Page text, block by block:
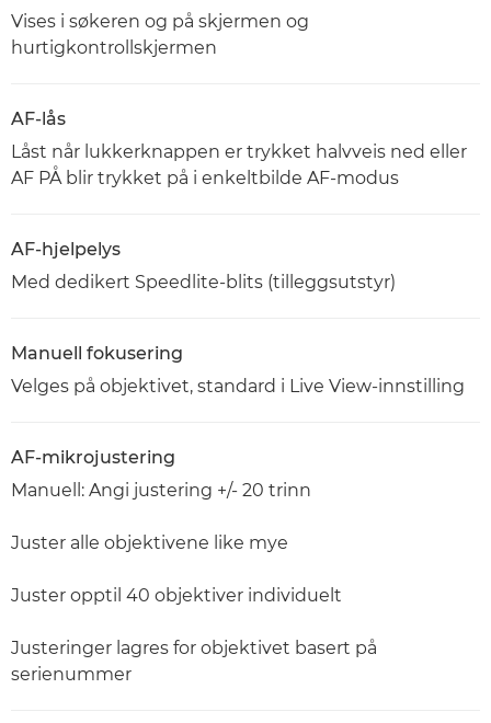
Vises i søkeren og på skjermen og
hurtigkontrollskjermen
AF-lås
Låst når lukkerknappen er trykket halvveis ned eller
AF PÅ blir trykket på i enkeltbilde AF-modus
AF-hjelpelys
Med dedikert Speedlite-blits (tilleggsutstyr)
Manuell fokusering
Velges på objektivet, standard i Live View-innstilling
AF-mikrojustering
Manuell: Angi justering +/- 20 trinn
Juster alle objektivene like mye
Juster opptil 40 objektiver individuelt
Justeringer lagres for objektivet basert på
serienummer